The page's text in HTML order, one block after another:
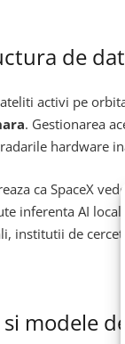
de
activi pe
. Gestionarea
hardware
ca SpaceX
inferenta AI
institutii de
modele